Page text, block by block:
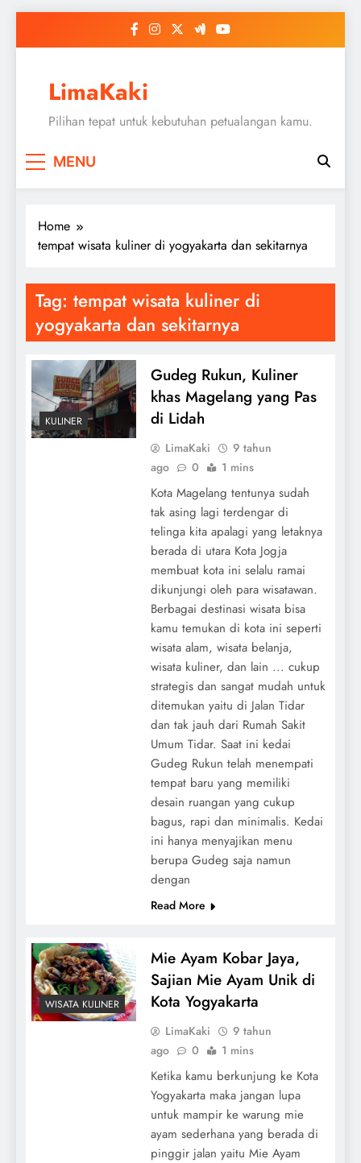
LimaKaki
Pilihan tepat untuk kebutuhan petualangan kamu.
MENU
Home
tempat wisata kuliner di yogyakarta dan sekitarnya
Tag: tempat wisata kuliner di
yogyakarta dan sekitarnya
KULINER
Gudeg Rukun, Kuliner
khas Magelang yang Pas
di Lidah
LimaKaki
9 tahun
ago
0 1 mins
Kota Magelang tentunya sudah
tak asing lagi terdengar di
telinga kita apalagi yang letaknya
berada di utara Kota Jogja
membuat kota ini selalu ramai
dikunjungi oleh para wisatawan.
Berbagai destinasi wisata bisa
kamu temukan di kota ini seperti
wisata alam, wisata belanja,
wisata kuliner, dan lain ... cukup
strategis dan sangat mudah untuk
ditemukan yaitu di Jalan Tidar
dan tak jauh dari Rumah Sakit
Umum Tidar. Saat ini kedai
Gudeg Rukun telah menempati
tempat baru yang memiliki
desain ruangan yang cukup
bagus, rapi dan minimalis. Kedai
ini hanya menyajikan menu
berupa Gudeg saja namun
dengan
Read More
WISATA KULINER
Mie Ayam Kobar Jaya,
Sajian Mie Ayam Unik di
Kota Yogyakarta
LimaKaki
9 tahun
ago
0 1 mins
Ketika kamu berkunjung ke Kota
Yogyakarta maka jangan lupa
untuk mampir ke warung mie
ayam sederhana yang berada di
pinggir jalan yaitu Mie Ayam